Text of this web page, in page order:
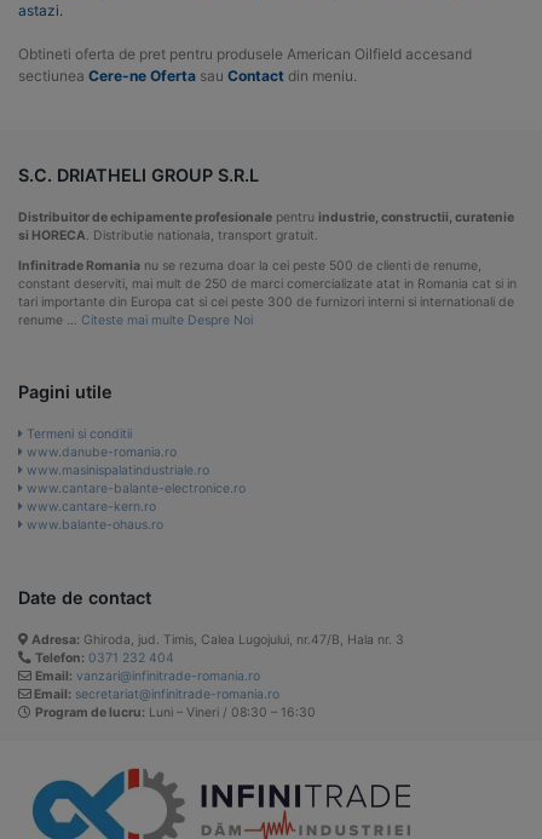
astazi.
Obtineti oferta de pret pentru produsele American Oilfield accesand
sectiunea Cere-ne Oferta sau Contact din meniu.
S.C. DRIATHELI GROUP S.R.L
Distribuitor de echipamente profesionale pentru industrie, constructii, curatenie
si HORECA . Distributie nationala, transport gratuit.
Infinitrade Romania nu se rezuma doar la cei peste 500 de clienti de renume,
constant deserviti, mai mult de 250 de marci comercializate atat in Romania cat si in
tari importante din Europa cat si cei peste 300 de furnizori interni si internationali de
renume … Citeste mai multe Despre Noi
Pagini utile
Termeni si conditii
www.danube-romania.ro
www.masinispalatindustriale.ro
www.cantare-balante-electronice.ro
www.cantare-kern.ro
www.balante-ohaus.ro
Date de contact
Adresa: Ghiroda, jud. Timis, Calea Lugojului, nr.47/B, Hala nr. 3
Telefon: 0371 232 404
Email: vanzari@infinitrade-romania.ro
Email: secretariat@infinitrade-romania.ro
Program de lucru: Luni – Vineri / 08:30 – 16:30